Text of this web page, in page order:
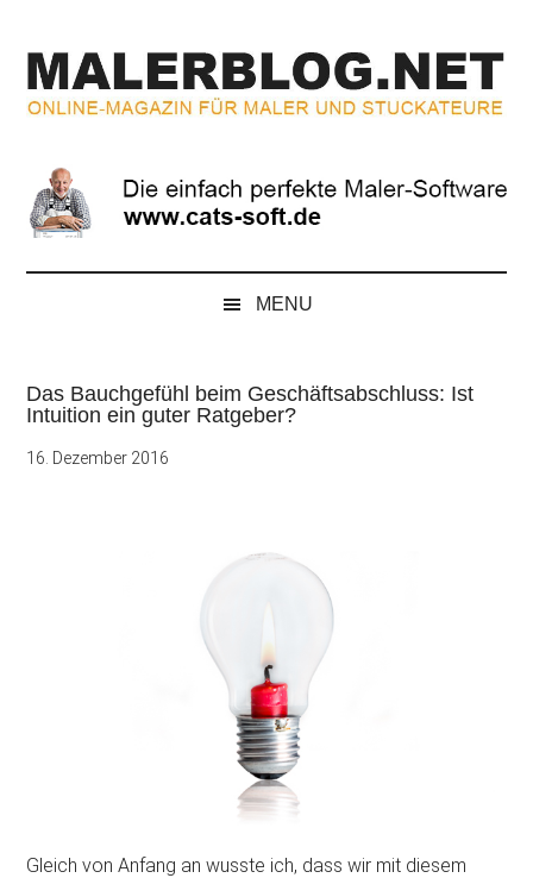
springen
secondary
menu
springen
springen
Magazin
für
Maler
und
MENU
Das Bauchgefühl beim Geschäftsabschluss: Ist
Intuition ein guter Ratgeber?
16. Dezember 2016
Gleich von Anfang an wusste ich, dass wir mit diesem